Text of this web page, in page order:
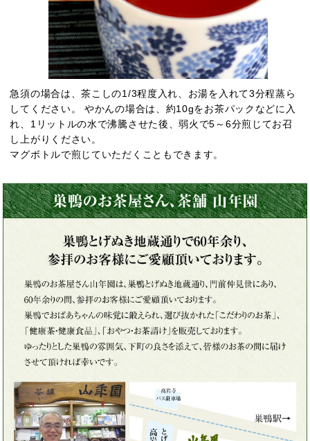
急須の場合は、茶こしの1/3程度入れ、お湯を入れて3分程蒸ら
してください。 やかんの場合は、約10gをお茶パックなどに入
れ、1リットルの水で沸騰させた後、弱火で5～6分煎じてお召
し上がりください。
マグボトルで煎じていただくこともできます。